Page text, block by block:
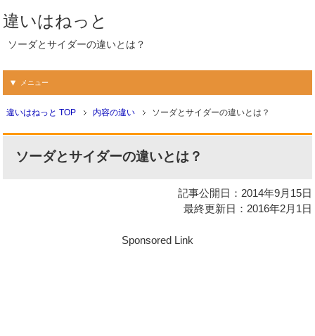
違いはねっと
ソーダとサイダーの違いとは？
メニュー
違いはねっと TOP 内容の違い ソーダとサイダーの違いとは？
ソーダとサイダーの違いとは？
記事公開日：2014年9月15日
最終更新日：2016年2月1日
Sponsored Link